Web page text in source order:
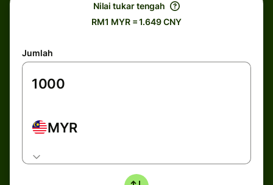
Nilai tukar tengah
RM1 MYR = 1.649 CNY
Jumlah
MYR